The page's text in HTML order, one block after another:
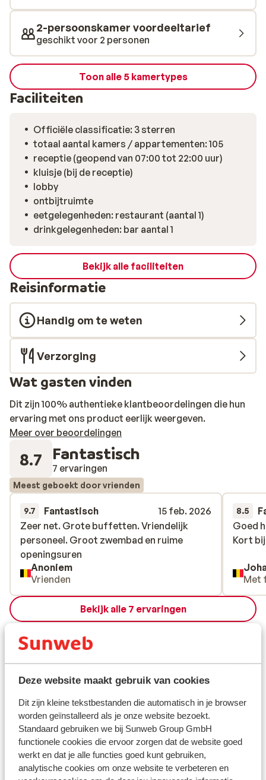
Deze website maakt gebruik van cookies
Dit zijn kleine tekstbestanden die automatisch in je browser
worden geïnstalleerd als je onze website bezoekt.
Standaard gebruiken we bij Sunweb Group GmbH
functionele cookies die ervoor zorgen dat de website goed
werkt en dat je alle functies goed kunt gebruiken,
analytische cookies om onze website te verbeteren en
2-persoonskamer voordeeltarief
geschikt voor 2 personen
Toon alle 5 kamertypes
Faciliteiten
Officiële classificatie: 3 sterren
totaal aantal kamers / appartementen: 105
receptie (geopend van 07:00 tot 22:00 uur)
kluisje (bij de receptie)
lobby
ontbijtruimte
eetgelegenheden: restaurant (aantal 1)
drinkgelegenheden: bar aantal 1
Bekijk alle faciliteiten
Reisinformatie
Handig om te weten
Verzorging
Wat gasten vinden
Dit zijn 100% authentieke klantbeoordelingen die hun
ervaring met ons product eerlijk weergeven.
Meer over beoordelingen
8.7 Fantastisch
7 ervaringen
Meest geboekt door vrienden
9.7 Fantastisch
15 feb. 2026
Zeer net. Grote buffetten. Vriendelijk
personeel. Groot zwembad en ruime
openingsuren
Zeer net. Grote buffetten. Vriendelijk
personeel. Groot zwembad en ruime
openingsuren
Anoniem
Vrienden
8.5
Goed
Kort
Goed
Kort
Met
Bekijk alle 7 ervaringen
Bekijk op kaart
Afstanden